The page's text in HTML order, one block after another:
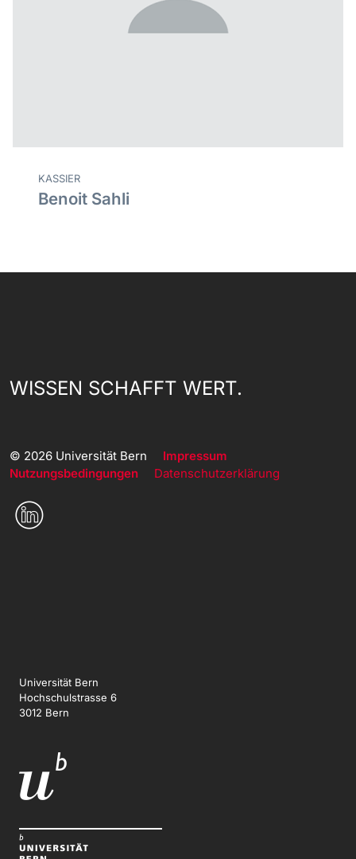
KASSIER
Benoit Sahli
WISSEN SCHAFFT WERT.
© 2026 Universität Bern Impressum
Nutzungsbedingungen
Datenschutzerklärung
Universität Bern
Hochschulstrasse 6
3012 Bern